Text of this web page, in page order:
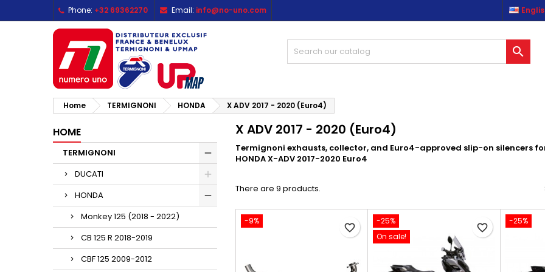
Phone: +32 69362270 Email: info@no-uno.com

Home TERMIGNONI HONDA X ADV 2017 - 2020 (Euro4)
HOME
TERMIGNONI
DUCATI
HONDA
Monkey 125 (2018 - 2022)
CB 125 R 2018-2019
CBF 125 2009-2012
X ADV 2017 - 2020 (Euro4)
Termignoni exhausts, collector, and Euro4-approved slip-on silencers
HONDA X-ADV 2017-2020 Euro4
There are 9 products.
-9%
favorite_border
-25%
On sale!
favorite_border
-25%
Mes listes d'envies
Créer une nouvelle liste
((modalTitle))
((confirmMessage))
Create wishlist
Sign in
You need to be logged in to save products in your wishlist.